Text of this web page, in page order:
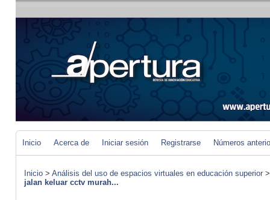
Inicio Acerca de Iniciar sesión Registrarse Números
Inicio > Análisis del uso de espacios virtuales en educación superior
jalan keluar cctv murah...